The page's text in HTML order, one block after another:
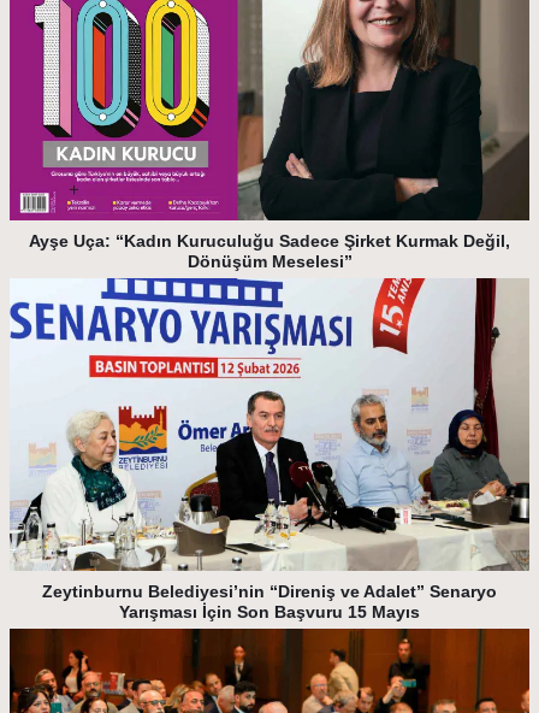
Ayşe Uça: “Kadın Kuruculuğu Sadece Şirket Kurmak Değil,
Dönüşüm Meselesi”
Zeytinburnu Belediyesi’nin “Direniş ve Adalet” Senaryo
Yarışması İçin Son Başvuru 15 Mayıs